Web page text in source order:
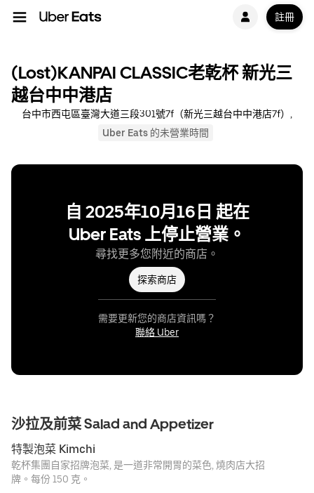
註冊
(Lost)KANPAI CLASSIC老乾杯 新光三
越台中中港店
台中市西屯區臺灣大道三段301號7f（新光三越台中中港店7f）,
Uber Eats 的未營業時間
自 2025年10月16日 起在
Uber Eats 上停止營業。
尋找更多您附近的商店。
探索商店
需要更新您的商店資訊嗎？
聯絡 Uber
沙拉及前菜 Salad and Appetizer
特製泡菜 Kimchi
乾杯集團自家招牌泡菜, 是一道非常開胃的菜色, 燒肉店大招
牌。每份 150 克。